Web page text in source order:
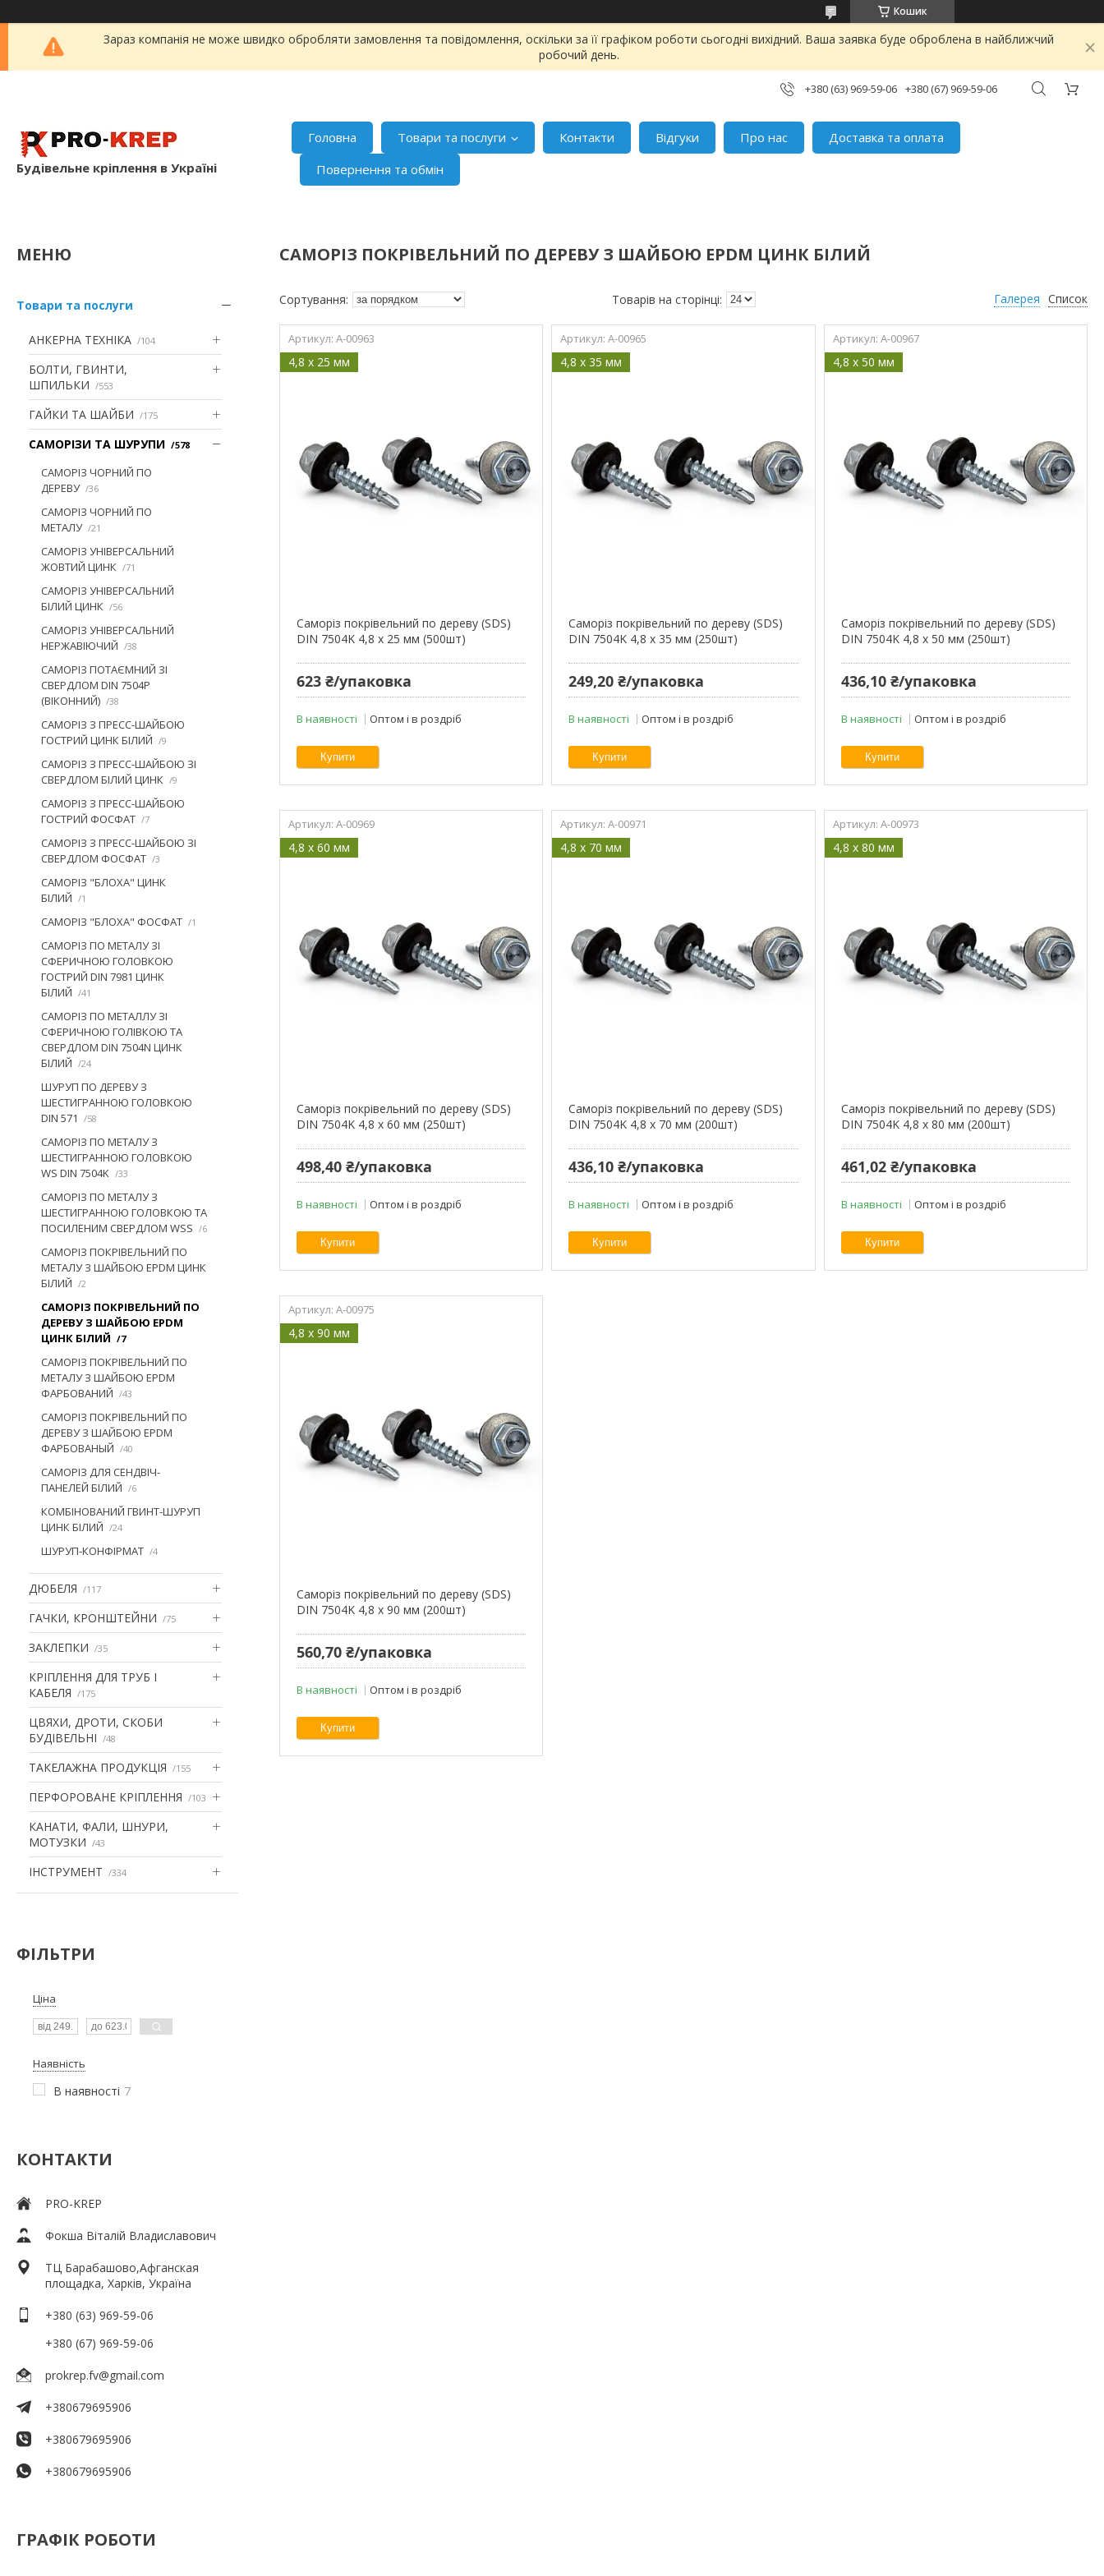
Кошик
Зараз компанія не може швидко обробляти замовлення та повідомлення, оскільки за її графіком роботи сьогодні вихідний. Ваша заявка буде оброблена в найближчий
робочий день.
+380 (63) 969-59-06 +380 (67) 969-59-06
Будівельне кріплення в Україні
Головна Товари та послуги Контакти Відгуки Про нас
Доставка та оплата
Повернення та обмін
Товари та послуги
АНКЕРНА ТЕХНІКА 104
БОЛТИ, ГВИНТИ,
ШПИЛЬКИ
553
ГАЙКИ ТА ШАЙБИ 175
САМОРІЗИ ТА ШУРУПИ 578
САМОРІЗ ЧОРНИЙ ПО
ДЕРЕВУ
36
САМОРІЗ ЧОРНИЙ ПО
МЕТАЛУ
21
САМОРІЗ УНІВЕРСАЛЬНИЙ
ЖОВТИЙ ЦИНК
71
САМОРІЗ УНІВЕРСАЛЬНИЙ
БІЛИЙ ЦИНК
56
САМОРІЗ УНІВЕРСАЛЬНИЙ
НЕРЖАВІЮЧИЙ
38
САМОРІЗ ПОТАЄМНИЙ ЗІ
СВЕРДЛОМ DIN 7504P
(ВІКОННИЙ)
38
САМОРІЗ З ПРЕСС-ШАЙБОЮ
ГОСТРИЙ ЦИНК БІЛИЙ
9
САМОРІЗ З ПРЕСС-ШАЙБОЮ ЗІ
СВЕРДЛОМ БІЛИЙ ЦИНК
9
САМОРІЗ З ПРЕСС-ШАЙБОЮ
ГОСТРИЙ ФОСФАТ
7
САМОРІЗ З ПРЕСС-ШАЙБОЮ ЗІ
СВЕРДЛОМ ФОСФАТ
3
САМОРІЗ "БЛОХА" ЦИНК
БІЛИЙ
1
САМОРІЗ "БЛОХА" ФОСФАТ 1
САМОРІЗ ПО МЕТАЛУ ЗІ
СФЕРИЧНОЮ ГОЛОВКОЮ
ГОСТРИЙ DIN 7981 ЦИНК
БІЛИЙ
41
САМОРІЗ ПО МЕТАЛЛУ ЗІ
СФЕРИЧНОЮ ГОЛІВКОЮ ТА
СВЕРДЛОМ DIN 7504N ЦИНК
БІЛИЙ
24
ШУРУП ПО ДЕРЕВУ З
ШЕСТИГРАННОЮ ГОЛОВКОЮ
DIN 571
58
САМОРІЗ ПО МЕТАЛУ З
ШЕСТИГРАННОЮ ГОЛОВКОЮ
WS DIN 7504K
33
САМОРІЗ ПО МЕТАЛУ З
ШЕСТИГРАННОЮ ГОЛОВКОЮ ТА
ПОСИЛЕНИМ СВЕРДЛОМ WSS
6
САМОРІЗ ПОКРІВЕЛЬНИЙ ПО
МЕТАЛУ З ШАЙБОЮ EPDM ЦИНК
БІЛИЙ
2
САМОРІЗ ПОКРІВЕЛЬНИЙ ПО
ДЕРЕВУ З ШАЙБОЮ EPDM
ЦИНК БІЛИЙ
7
САМОРІЗ ПОКРІВЕЛЬНИЙ ПО
МЕТАЛУ З ШАЙБОЮ EPDM
ФАРБОВАНИЙ
43
САМОРІЗ ПОКРІВЕЛЬНИЙ ПО
ДЕРЕВУ З ШАЙБОЮ EPDM
ФАРБОВАНЫЙ
40
САМОРІЗ ДЛЯ СЕНДВІЧ-
ПАНЕЛЕЙ БІЛИЙ
6
КОМБІНОВАНИЙ ГВИНТ-ШУРУП
ЦИНК БІЛИЙ
24
ШУРУП-КОНФІРМАТ 4
ДЮБЕЛЯ 117
ГАЧКИ, КРОНШТЕЙНИ 75
ЗАКЛЕПКИ 35
КРІПЛЕННЯ ДЛЯ ТРУБ І
КАБЕЛЯ
175
ЦВЯХИ, ДРОТИ, СКОБИ
БУДІВЕЛЬНІ
48
ТАКЕЛАЖНА ПРОДУКЦІЯ 155
ПЕРФОРОВАНЕ КРІПЛЕННЯ 103
КАНАТИ, ФАЛИ, ШНУРИ,
МОТУЗКИ
43
ІНСТРУМЕНТ 334
ФІЛЬТРИ
Ціна
Наявність
В наявності 7
КОНТАКТИ
PRO-KREP
Фокша Віталій Владиславович
ТЦ Барабашово,Афганская
площадка, Харків, Україна
+380 (63) 969-59-06
+380 (67) 969-59-06
prokrep.fv@gmail.com
+380679695906
+380679695906
+380679695906
ГРАФІК РОБОТИ
САМОРІЗ ПОКРІВЕЛЬНИЙ ПО ДЕРЕВУ З ШАЙБОЮ EPDM ЦИНК БІЛИЙ
Галерея Список
A-00963
4,8 x 25 мм
Cаморіз покрівельний по дереву (SDS)
DIN 7504K 4,8 х 25 мм (500шт)
623 ₴/упаковка
В наявності Оптом і в роздріб
Купити
A-00965
4,8 x 35 мм
Cаморіз покрівельний по дереву (SDS)
DIN 7504K 4,8 х 35 мм (250шт)
249,20 ₴/упаковка
В наявності Оптом і в роздріб
Купити
A-00967
4,8 x 50 мм
Cаморіз покрівельний по дереву (SDS)
DIN 7504K 4,8 х 50 мм (250шт)
436,10 ₴/упаковка
В наявності Оптом і в роздріб
Купити
A-00969
4,8 x 60 мм
Cаморіз покрівельний по дереву (SDS)
DIN 7504K 4,8 х 60 мм (250шт)
498,40 ₴/упаковка
В наявності Оптом і в роздріб
Купити
A-00971
4,8 x 70 мм
Cаморіз покрівельний по дереву (SDS)
DIN 7504K 4,8 х 70 мм (200шт)
436,10 ₴/упаковка
В наявності Оптом і в роздріб
Купити
A-00973
4,8 x 80 мм
Cаморіз покрівельний по дереву (SDS)
DIN 7504K 4,8 х 80 мм (200шт)
461,02 ₴/упаковка
В наявності Оптом і в роздріб
Купити
A-00975
4,8 x 90 мм
Cаморіз покрівельний по дереву (SDS)
DIN 7504K 4,8 х 90 мм (200шт)
560,70 ₴/упаковка
В наявності Оптом і в роздріб
Купити